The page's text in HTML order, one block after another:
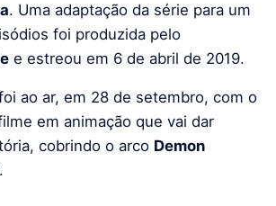
. Uma adaptação da série para um
foi produzida pelo
e estreou em 6 de abril de 2019.
ao ar, em 28 de setembro, com o
em animação que vai dar
cobrindo o arco Demon